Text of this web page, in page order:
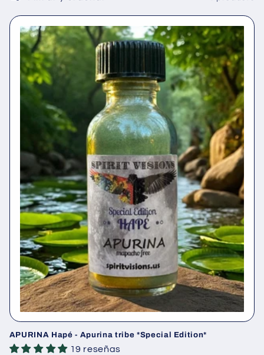
APURINA Hapé - Apurina tribe *Special Edition*
19 reseñas